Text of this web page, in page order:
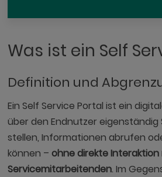
Was ist ein Self
Definition und
Ein Self Service Portal ist ein
über den Endnutzer
stellen, Informationen abrufen
können – ohne direkte
Servicemitarbeitenden. Im